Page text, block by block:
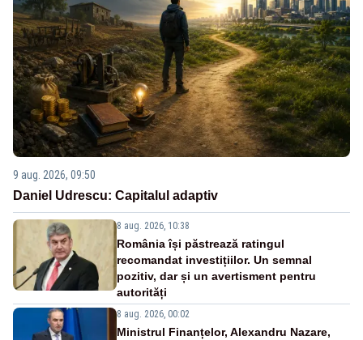
9 aug. 2026, 09:50
Daniel Udrescu: Capitalul adaptiv
8 aug. 2026, 10:38
România își păstrează ratingul
recomandat investițiilor. Un semnal
pozitiv, dar și un avertisment pentru
autorități
8 aug. 2026, 00:02
Ministrul Finanțelor, Alexandru Nazare,